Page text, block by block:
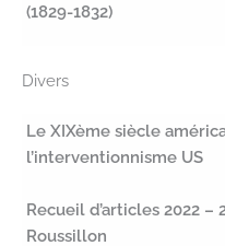
(1829-1832)
Divers
Le XIXème siècle
l’interventionnisme US
Recueil d’articles 2022 –
Roussillon